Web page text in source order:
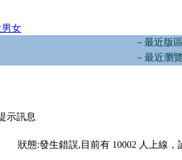
男女
－最近版
－最近瀏
示訊息
狀態:發生錯誤,目前有 10002 人上線